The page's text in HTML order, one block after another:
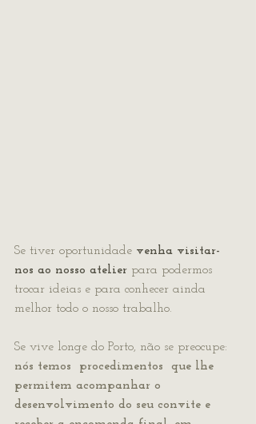
Se tiver oportunidade venha visitar-
nos ao nosso atelier para podermos
trocar ideias e para conhecer ainda
melhor todo o nosso trabalho.
Se vive longe do Porto, não se preocupe:
nós temos  procedimentos  que lhe
permitem acompanhar o
desenvolvimento do seu convite e